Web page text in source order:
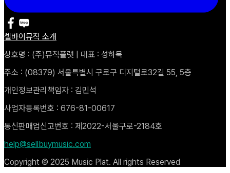
셀바이뮤직 소개
상호명 : (주)뮤직플랫 | 대표 : 성하묵
주소 : (08379) 서울특별시 구로구 디지털로32길 55, 5층
개인정보관리책임자 : 김민석
사업자등록번호 : 676-81-00617
통신판매업신고번호 : 제2022-서울구로-2184호
help@sellbuymusic.com
Copyright © 2025 Music Plat. All rights Reserved